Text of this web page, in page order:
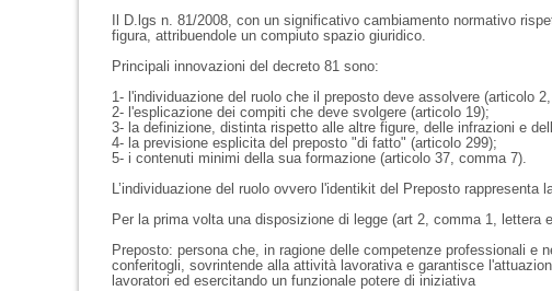
Il D.lgs n. 81/2008, con un significativo cambiamento normativo
figura, attribuendole un compiuto spazio giuridico.
Principali innovazioni del decreto 81 sono:
1- l'individuazione del ruolo che il preposto deve assolvere (articolo
2- l'esplicazione dei compiti che deve svolgere (articolo 19);
3- la definizione, distinta rispetto alle altre figure, delle infrazioni e
4- la previsione esplicita del preposto "di fatto" (articolo 299);
5- i contenuti minimi della sua formazione (articolo 37, comma 7).
L’individuazione del ruolo ovvero l'identikit del Preposto rappresenta
Per la prima volta una disposizione di legge (art 2, comma 1,
Preposto: persona che, in ragione delle competenze professionali e
conferitogli, sovrintende alla attività lavorativa e garantisce
lavoratori ed esercitando un funzionale potere di iniziativa